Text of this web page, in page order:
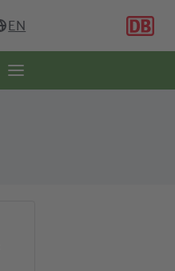
EN
Öffne
Seitennavigation